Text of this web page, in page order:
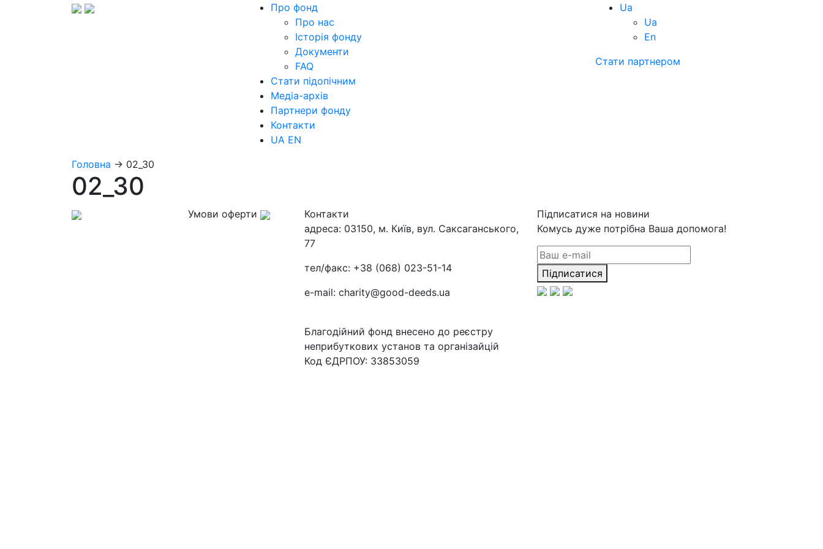
Про фонд
Про нас
Історія фонду
Документи
FAQ
Стати підопічним
Медіа-архів
Партнери фонду
Контакти
UA EN
Ua
Ua
En
Стати партнером
Головна → 02_30
02_30
Умови оферти
Контакти
адреса: 03150, м. Київ, вул. Саксаганського,
77
тел/факс: +38 (068) 023-51-14
e-mail: charity@good-deeds.ua
Благодійний фонд внесено до реєстру
неприбуткових установ та організайцій
Код ЄДРПОУ: 33853059
Підписатися на новини
Комусь дуже потрібна Ваша допомога!
Підписатися